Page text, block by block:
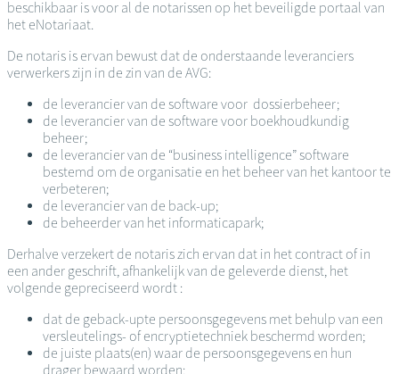
beschikbaar is voor al de notarissen op het beveiligde portaal van
het eNotariaat.
De notaris is ervan bewust dat de onderstaande leveranciers
verwerkers zijn in de zin van de AVG:
de leverancier van de software voor dossierbeheer;
de leverancier van de software voor boekhoudkundig
beheer;
de leverancier van de “business intelligence” software
bestemd om de organisatie en het beheer van het kantoor te
verbeteren;
de leverancier van de back-up;
de beheerder van het informaticapark;
Derhalve verzekert de notaris zich ervan dat in het contract of in
een ander geschrift, afhankelijk van de geleverde dienst, het
volgende gepreciseerd wordt :
dat de geback-upte persoonsgegevens met behulp van een
versleutelings- of encryptietechniek beschermd worden;
de juiste plaats(en) waar de persoonsgegevens en hun
drager bewaard worden;